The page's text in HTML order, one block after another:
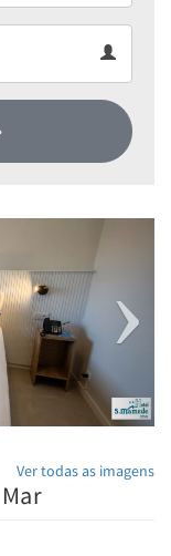
Ver todas as imagens